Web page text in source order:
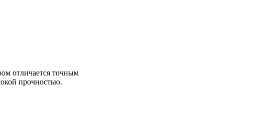
отличается точным
прочностью.